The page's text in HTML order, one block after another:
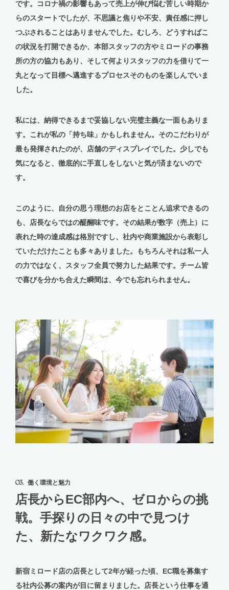
です。コロナ禍の影響もあって売上が伸び悩む苦しい時期か
らのスタートでしたが、不思議と焦りや不安、責任感に押し
つぶされることはありませんでした。むしろ、どうすればこ
の状況を打開できるか、本部スタッフの方やミロードの事務
所の方の協力もあり、そして何よりスタッフの力を借りて一
丸となって目標へ邁進するプロセスそのものを楽しんでいま
した。
私には、納得できるまで妥協しない完璧主義な一面もありま
す。これが私の「持ち味」かもしれません。そのこだわりが
最も発揮されたのが、店舗のディスプレイでした。少しでも
気になると、徹底的に手直しをしないと気が済まないので
す。
このように、自分の思う理想のお店をとことん追求できるの
も、店長ならではの醍醐味です。その結果が数字（売上）に
表れた時の達成感は格別ですし、社内や商業施設から表彰し
ていただけたことも多々ありました。もちろんそれは私一人
の力ではなく、スタッフ全員で努力した結果です。チーム皆
で喜びを分かち合えた瞬間は、今でも忘れられません。
03. 働く環境と魅力
店長からEC部内へ、ゼロからの挑
戦。手探りの日々の中で見つけ
た、新たなワクワク感。
新宿ミロード店の店長として2年が経った頃、EC職を募集す
る社内公募の案内が目に留まりました。店長という仕事を通